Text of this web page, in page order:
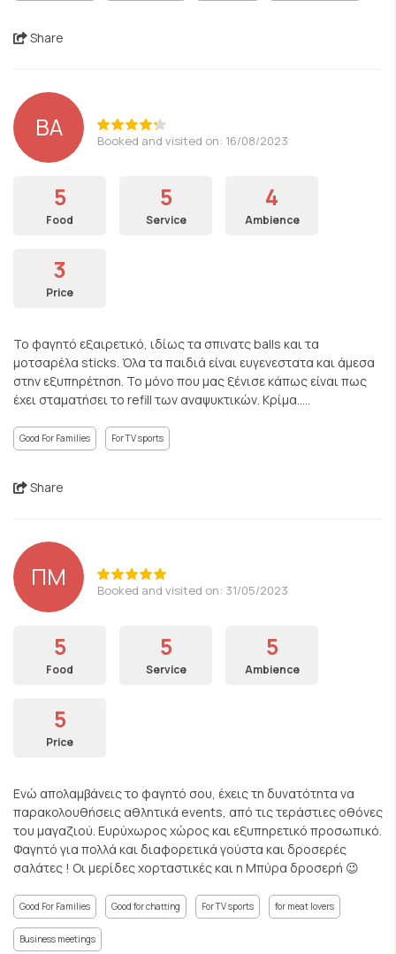
Share
ΒΑ Booked and visited on: 16/08/2023
5
Food
5
Service
4
Ambience
3
Price
Το φαγητό εξαιρετικό, ιδίως τα σπινατς balls και τα
μοτσαρέλα sticks. Όλα τα παιδιά είναι ευγενεστατα και άμεσα
στην εξυπηρέτηση. Το μόνο που μας ξένισε κάπως είναι πως
έχει σταματήσει το refill των αναψυκτικών. Κρίμα.....
Good For Families For TV sports
Share
ΠΜ Booked and visited on: 31/05/2023
5
Food
5
Service
5
Ambience
5
Price
Ενώ απολαμβάνεις το φαγητό σου, έχεις τη δυνατότητα να
παρακολουθήσεις αθλητικά events, από τις τεράστιες οθόνες
του μαγαζιού. Ευρύχωρος χώρος και εξυπηρετικό προσωπικό.
Φαγητό για πολλά και διαφορετικά γούστα και δροσερές
σαλάτες ! Οι μερίδες χορταστικές και η Μπύρα δροσερή 😉
Good For Families Good for chatting For TV sports for meat lovers
Business meetings